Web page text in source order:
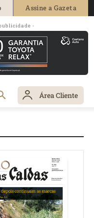
Assine a Gazeta
-
Área Cliente